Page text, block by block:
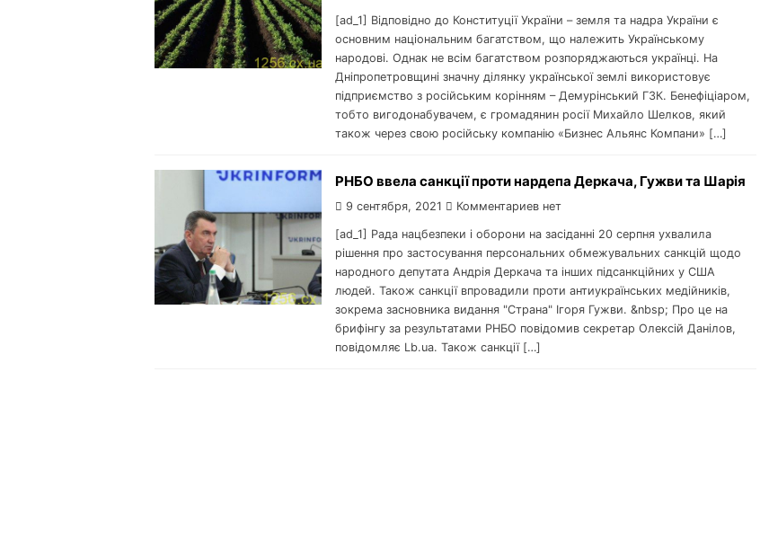
[ad_1] Відповідно до Конституції України – земля та надра України є
основним національним багатством, що належить Українському
народові. Однак не всім багатством розпоряджаються українці. На
Дніпропетровщині значну ділянку української землі використовує
підприємство з російським корінням – Демурінський ГЗК. Бенефіціаром,
тобто вигодонабувачем, є громадянин росії Михайло Шелков, який
також через свою російську компанію «Бизнес Альянс Компани» […]
РНБО ввела санкції проти нардепа Деркача, Гужви та Шарія
9 сентября, 2021 Комментариев нет
[ad_1] Рада нацбезпеки і оборони на засіданні 20 серпня ухвалила
рішення про застосування персональних обмежувальних санкцій щодо
народного депутата Андрія Деркача та інших підсанкційних у США
людей. Також санкції впровадили проти антиукраїнських медійників,
зокрема засновника видання "Страна" Ігоря Гужви. &nbsp; Про це на
брифінгу за результатами РНБО повідомив секретар Олексій Данілов,
повідомляє Lb.ua. Також санкції […]